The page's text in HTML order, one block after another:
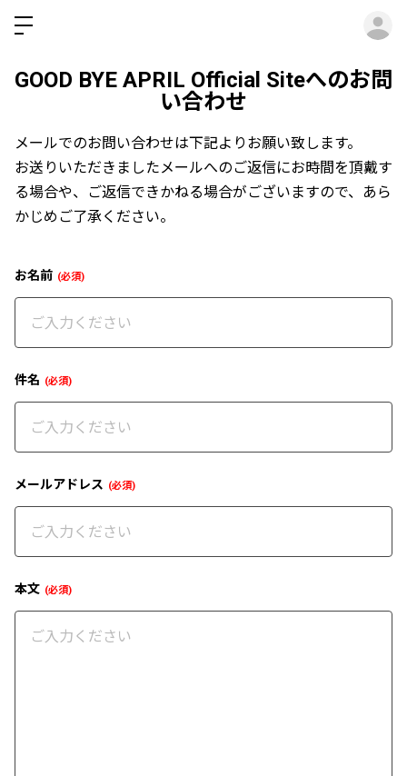
GOOD BYE APRIL Official Siteへのお問
い合わせ
メールでのお問い合わせは下記よりお願い致します。
お送りいただきましたメールへのご返信にお時間を頂戴す
る場合や、ご返信できかねる場合がございますので、あら
かじめご了承ください。
お名前 必須
件名 必須
メールアドレス 必須
本文 必須